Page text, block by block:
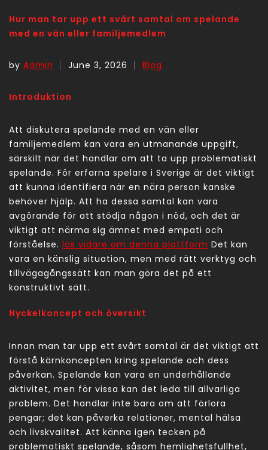
Hur man tar upp ett svårt samtal om spelande
med en vän eller familjemedlem
by Admin June 3, 2026 Blog
Introduktion
Att diskutera spelande med en vän eller
familjemedlem kan vara en utmanande uppgift,
särskilt när det handlar om att ta upp problematiskt
spelande. För erfarna spelare i Sverige är det viktigt
att kunna identifiera när en nära person kanske
behöver hjälp. Att ha dessa samtal kan vara
avgörande för att stödja någon i nöd, och det är
viktigt att närma sig ämnet med empati och
förståelse. läs vidare om denna plattform Det kan
vara en känslig situation, men med rätt verktyg och
tillvägagångssätt kan man göra det på ett
konstruktivt sätt.
Nyckelkoncept och översikt
Innan man tar upp ett svårt samtal är det viktigt att
förstå kärnkoncepten kring spelande och dess
påverkan. Spelande kan vara en underhållande
aktivitet, men för vissa kan det leda till allvarliga
problem. Det handlar inte bara om att förlora
pengar; det kan påverka relationer, mental hälsa
och livskvalitet. Att känna igen tecken på
problematiskt spelande, såsom hemlighetsfullhet,